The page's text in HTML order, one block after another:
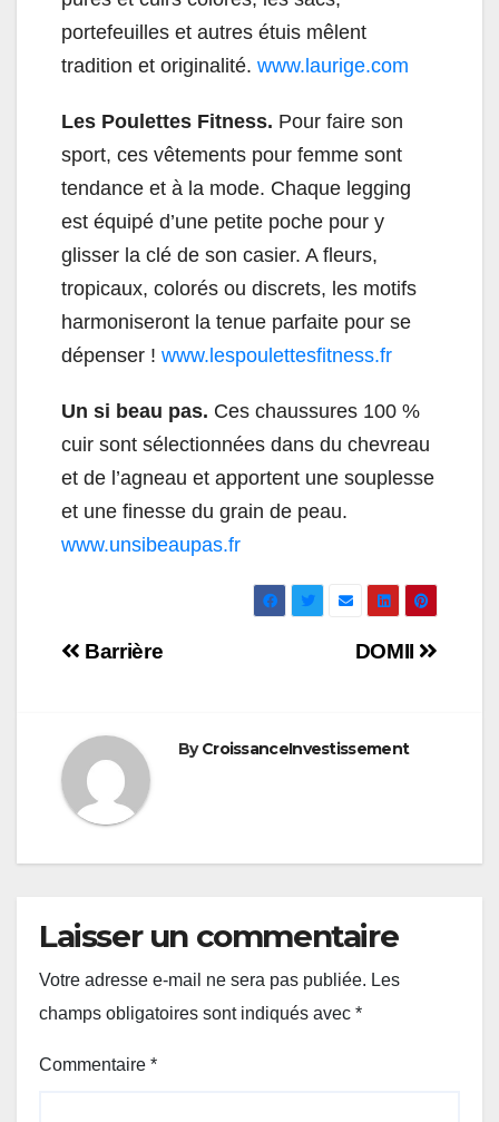
portefeuilles et autres étuis mêlent
tradition et originalité. www.laurige.com
Les Poulettes Fitness. Pour faire son
sport, ces vêtements pour femme sont
tendance et à la mode. Chaque legging
est équipé d’une petite poche pour y
glisser la clé de son casier. A fleurs,
tropicaux, colorés ou discrets, les motifs
harmoniseront la tenue parfaite pour se
dépenser ! www.lespoulettesfitness.fr
Un si beau pas. Ces chaussures 100 %
cuir sont sélectionnées dans du chevreau
et de l’agneau et apportent une souplesse
et une finesse du grain de peau.
www.unsibeaupas.fr
Navigation
l’article
DOMII
Barrière
ByCroissanceInvestissement
Laisser un commentaire
Votre adresse e-mail ne sera pas publiée. Les
champs obligatoires sont indiqués avec *
Commentaire *